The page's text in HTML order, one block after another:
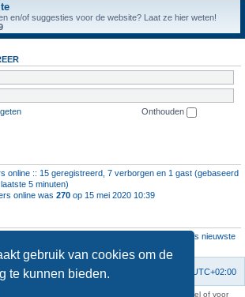
gebruik van cookies om de
te kunnen bieden.
en/of suggesties voor de website? Laat ze hier weten!
Onthouden
online :: 15 geregistreerd, 7 verborgen en 1 gast (gebaseerd
5 minuten)
online was 270 op 15 mei 2020 10:39
• Ons nieuwste
UTC+02:00
Verwijder cookies
Contact
worden gesteld voor om het even welk nadeel of voor